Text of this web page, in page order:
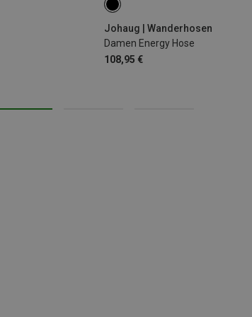
Johaug | Wanderhosen
Damen Energy Hose
108,95 €
XS